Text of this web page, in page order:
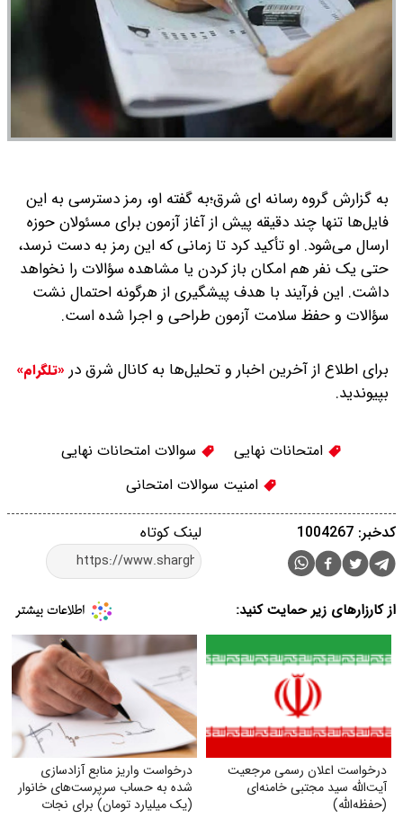
به گزارش گروه رسانه ای شرق؛به گفته او، رمز دسترسی به این
فایل‌ها تنها چند دقیقه پیش از آغاز آزمون برای مسئولان حوزه
ارسال می‌شود. او تأکید کرد تا زمانی که این رمز به دست نرسد،
حتی یک نفر هم امکان باز کردن یا مشاهده سؤالات را نخواهد
داشت. این فرآیند با هدف پیشگیری از هرگونه احتمال نشت
سؤالات و حفظ سلامت آزمون طراحی و اجرا شده است.
برای اطلاع از آخرین اخبار و تحلیل‌ها به کانال شرق در «تلگرام»
بپیوندید.
امتحانات نهایی
سوالات امتحانات نهایی
امنیت سوالات امتحانی
لینک کوتاه کدخبر: 1004267
از کارزارهای زیر حمایت کنید:
درخواست اعلان رسمی مرجعیت
آیت‌الله سید مجتبی خامنه‌ای
(حفظه‌الله)
درخواست واریز منابع آزادسازی
شده به حساب سرپرست‌های خانوار
(یک میلیارد تومان) برای نجات